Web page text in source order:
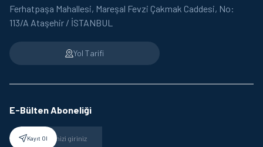
Ferhatpaşa Mahallesi, Mareşal Fevzi Çakmak Caddesi, No:
113/A Ataşehir / İSTANBUL
Yol Tarifi
E-Bülten Aboneliği
Kayıt Ol